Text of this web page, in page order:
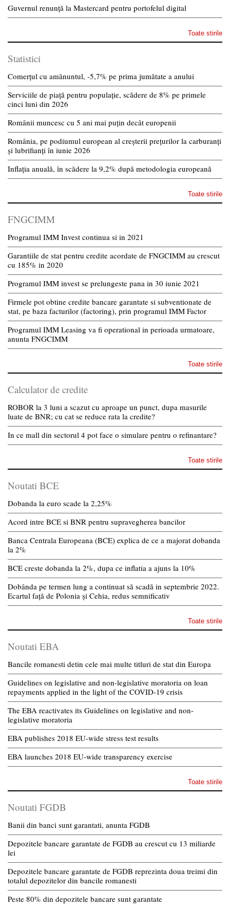
Guvernul renunță la Mastercard pentru portofelul digital
Toate stirile
Statistici
Comerțul cu amănuntul, -5,7% pe prima jumătate a anului
Serviciile de piață pentru populație, scădere de 8% pe primele
cinci luni din 2026
Românii muncesc cu 5 ani mai puțin decât europenii
România, pe podiumul european al creșterii prețurilor la carburanți
și lubrifianți în iunie 2026
Inflația anuală, în scădere la 9,2% după metodologia europeană
Toate stirile
FNGCIMM
Programul IMM Invest continua si in 2021
Garantiile de stat pentru credite acordate de FNGCIMM au crescut
cu 185% in 2020
Programul IMM invest se prelungeste pana in 30 iunie 2021
Firmele pot obtine credite bancare garantate si subventionate de
stat, pe baza facturilor (factoring), prin programul IMM Factor
Programul IMM Leasing va fi operational in perioada urmatoare,
anunta FNGCIMM
Toate stirile
Calculator de credite
ROBOR la 3 luni a scazut cu aproape un punct, dupa masurile
luate de BNR; cu cat se reduce rata la credite?
In ce mall din sectorul 4 pot face o simulare pentru o refinantare?
Toate stirile
Noutati BCE
Dobanda la euro scade la 2,25%
Acord intre BCE si BNR pentru supravegherea bancilor
Banca Centrala Europeana (BCE) explica de ce a majorat dobanda
la 2%
BCE creste dobanda la 2%, dupa ce inflatia a ajuns la 10%
Dobânda pe termen lung a continuat să scadă in septembrie 2022.
Ecartul față de Polonia și Cehia, redus semnificativ
Toate stirile
Noutati EBA
Bancile romanesti detin cele mai multe titluri de stat din Europa
Guidelines on legislative and non-legislative moratoria on loan
repayments applied in the light of the COVID-19 crisis
The EBA reactivates its Guidelines on legislative and non-
legislative moratoria
EBA publishes 2018 EU-wide stress test results
EBA launches 2018 EU-wide transparency exercise
Toate stirile
Noutati FGDB
Banii din banci sunt garantati, anunta FGDB
Depozitele bancare garantate de FGDB au crescut cu 13 miliarde
lei
Depozitele bancare garantate de FGDB reprezinta doua treimi din
totalul depozitelor din bancile romanesti
Peste 80% din depozitele bancare sunt garantate